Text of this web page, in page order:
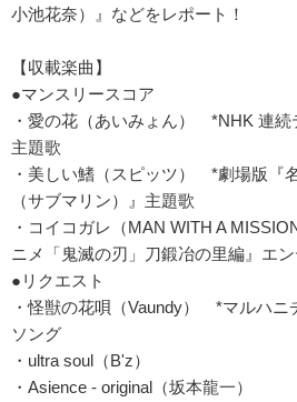
小池花奈）』などをレポート！
【収載楽曲】
●マンスリースコア
・愛の花（あいみょん） *NHK 連続
主題歌
・美しい鰭（スピッツ） *劇場版『
（サブマリン）』主題歌
・コイコガレ（MAN WITH A
ニメ「鬼滅の刃」刀鍛冶の里編』エ
●リクエスト
・怪獣の花唄（Vaundy） *マルハニ
ソング
・ultra soul（B'z）
・Asience - original（坂本龍一）